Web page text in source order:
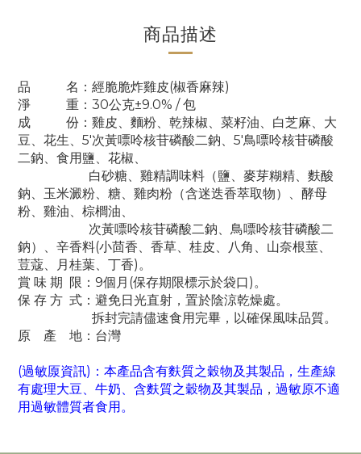
商品描述
品 名：經脆脆炸雞皮(椒香麻辣)
淨 重：30公克±9.0% / 包
成 份：雞皮、麵粉、乾辣椒、菜籽油、白芝麻、大
豆、花生、5'次黃嘌呤核苷磷酸二鈉、5'鳥嘌呤核苷磷酸
二鈉、食用鹽、花椒、
白砂糖、雞精調味料（鹽、麥芽糊精、麩酸
鈉、玉米澱粉、糖、雞肉粉（含迷迭香萃取物）、酵母
粉、雞油、棕櫚油、
次黃嘌呤核苷磷酸二鈉、鳥嘌呤核苷磷酸二
鈉）、辛香料(小茴香、香草、桂皮、八角、山奈根莖、
荳蔻、月桂葉、丁香)。
賞 味 期 限：9個月(保存期限標示於袋口)。
保 存 方 式：避免日光直射，置於陰涼乾燥處。
拆封完請儘速食用完畢，以確保風味品質。
原 產 地：台灣
(過敏厡資訊)： 本產品含有麩質之穀物及其製品 ，生產線
有處理大豆、牛奶、含麩質之穀物及其製品 ， 過敏原不適
用過敏體質者食用。